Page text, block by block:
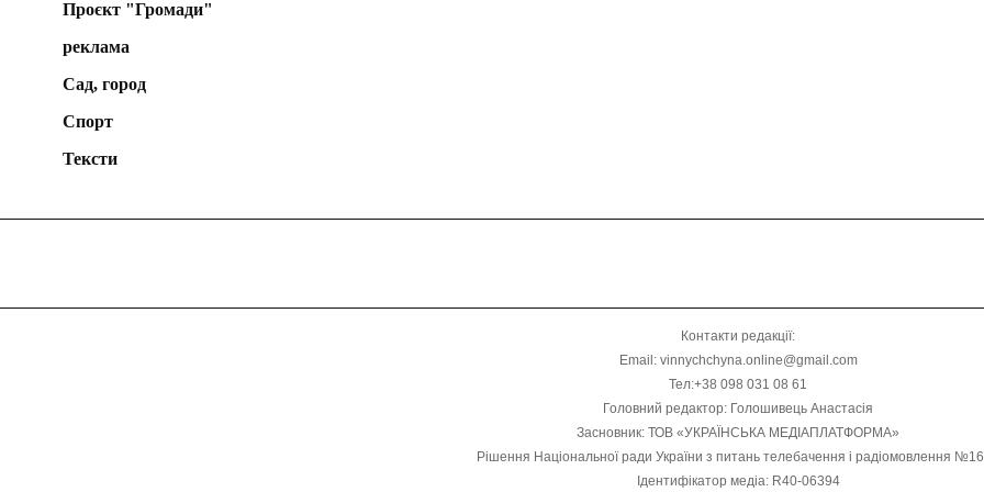
Проєкт "Громади"
реклама
Сад, город
Спорт
Тексти
Контакти редакції:
Email: vinnychchyna.online@gmail.com
Тел:+38 098 031 08 61
Головний редактор: Голошивець Анастасія
Засновник: ТОВ «УКРАЇНСЬКА МЕДІАПЛАТФОРМА»
Рішення Національної ради України з питань телебачення і радіомовлення
Ідентифікатор медіа: R40-06394